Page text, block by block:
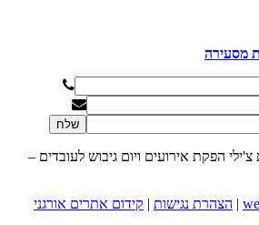
הפקת אירועים ויום גיבוש לעובדים –
| הצהרת נגישות | קידום אתרים אורגני